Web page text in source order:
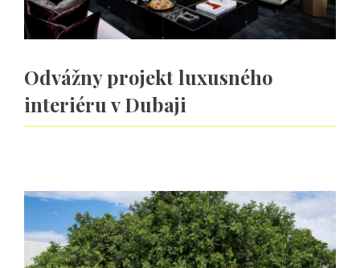
Odvážny projekt luxusného
interiéru v Dubaji